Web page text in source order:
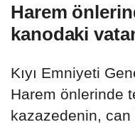
Harem
kanodaki
Kıyı Emniyeti
Harem önlerinde
kazazedenin,